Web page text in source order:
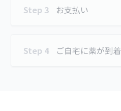
Step 3 お支払い
Step 4 ご自宅に薬が到着